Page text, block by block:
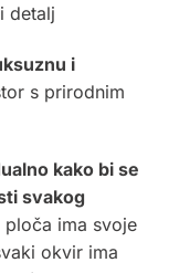
detalj
i
s prirodnim
kako bi se
svakog
ploča ima svoje
okvir ima